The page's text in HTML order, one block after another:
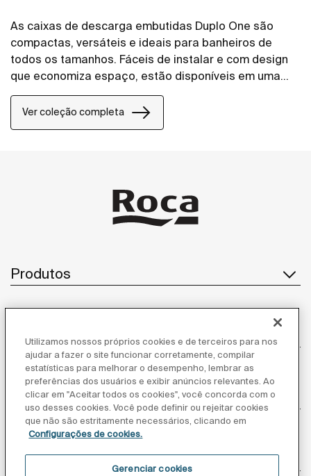
As caixas de descarga embutidas Duplo One são
compactas, versáteis e ideais para banheiros de
todos os tamanhos. Fáceis de instalar e com design
que economiza espaço, estão disponíveis em uma
Ver coleção completa
Produtos
Atendimento ao cliente
Sobre nós
Inspiração
Utilizamos nossos próprios cookies e de terceiros para nos
ajudar a fazer o site funcionar corretamente, compilar
estatísticas para melhorar o desempenho, lembrar as
preferências dos usuários e exibir anúncios relevantes. Ao
clicar em "Aceitar todos os cookies", você concorda com o
uso desses cookies. Você pode definir ou rejeitar cookies
que não são estritamente necessários, clicando em
Configurações de cookies.
Gerenciar cookies